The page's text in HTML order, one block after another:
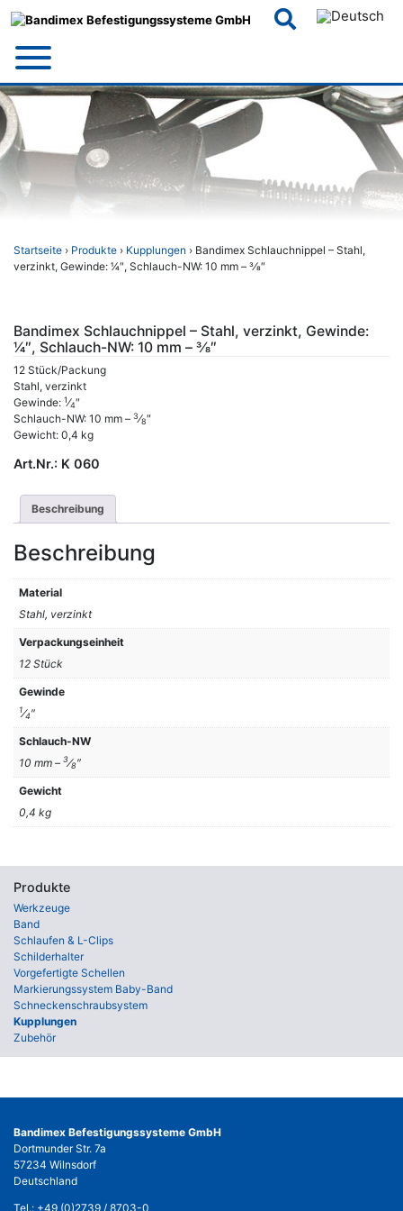
Startseite › Produkte › Kupplungen › Bandimex Schlauchnippel – Stahl,
verzinkt, Gewinde: 1⁄4″, Schlauch-NW: 10 mm – 3⁄8″
Bandimex Schlauchnippel – Stahl, verzinkt, Gewinde:
1⁄4″, Schlauch-NW: 10 mm – 3⁄8″
12 Stück/Packung
Stahl, verzinkt
Gewinde: 1⁄4″
Schlauch-NW: 10 mm – 3⁄8″
Gewicht: 0,4 kg
Art.Nr.: K 060
Beschreibung
Beschreibung
Material
Stahl, verzinkt
Verpackungseinheit
12 Stück
Gewinde
1⁄4″
Schlauch-NW
10 mm – 3⁄8″
Gewicht
0,4 kg
Produkte
Werkzeuge
Band
Schlaufen & L-Clips
Schilderhalter
Vorgefertigte Schellen
Markierungssystem Baby-Band
Schneckenschraubsystem
Kupplungen
Zubehör
Bandimex Befestigungssysteme GmbH
Dortmunder Str. 7a
57234 Wilnsdorf
Deutschland
Tel.: +49 (0)2739 / 8703-0